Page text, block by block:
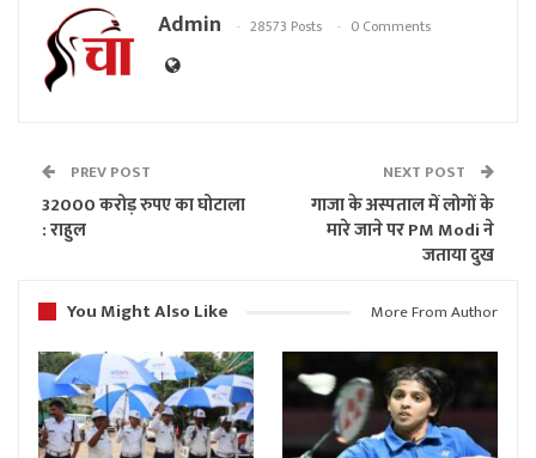
Admin 28573 Posts 0 Comments
PREV POST
32000 करोड़ रुपए का घोटाला
: राहुल
NEXT POST
गाजा के अस्पताल में लोगों के
मारे जाने पर PM Modi ने
जताया दुख
You Might Also Like
More From Author